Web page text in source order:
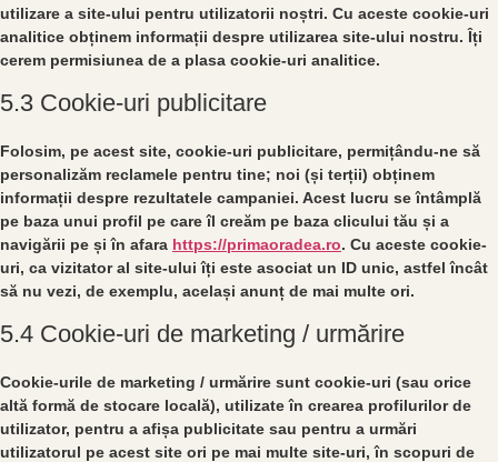
utilizare a site-ului pentru utilizatorii noștri. Cu aceste cookie-uri
analitice obținem informații despre utilizarea site-ului nostru. Îți
cerem permisiunea de a plasa cookie-uri analitice.
5.3 Cookie-uri publicitare
Folosim, pe acest site, cookie-uri publicitare, permițându-ne să
personalizăm reclamele pentru tine; noi (și terții) obținem
informații despre rezultatele campaniei. Acest lucru se întâmplă
pe baza unui profil pe care îl creăm pe baza clicului tău și a
navigării pe și în afara https://primaoradea.ro. Cu aceste cookie-
uri, ca vizitator al site-ului îți este asociat un ID unic, astfel încât
să nu vezi, de exemplu, același anunț de mai multe ori.
5.4 Cookie-uri de marketing / urmărire
Cookie-urile de marketing / urmărire sunt cookie-uri (sau orice
altă formă de stocare locală), utilizate în crearea profilurilor de
utilizator, pentru a afișa publicitate sau pentru a urmări
utilizatorul pe acest site ori pe mai multe site-uri, în scopuri de